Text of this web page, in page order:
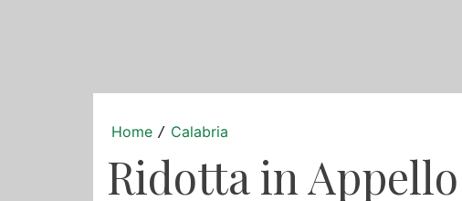
Home / Calabria
Ridotta in